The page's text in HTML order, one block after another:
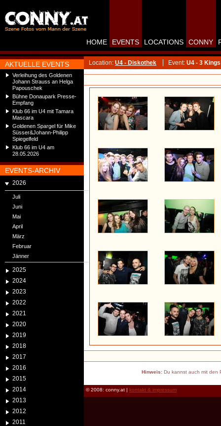
AKTUELLE EVENTS
Verleihung des Goldenen
Johann Strauss an Helga
Papouschek
Bühne Donaupark Presse-
Empfang
Klub 66 im U4 mit Tamara
Mascara
Goldenen Spargel für Mike
Süsser&Johann-Philipp
Spiegelfeld
Klub 66 im U4 am
28.05.2026
EVENTS-ARCHIV
2026
Juli
Juni
Mai
April
März
Februar
Jänner
2025
2024
2023
2022
2021
2020
2019
2018
2017
2016
2015
2014
2013
2012
2011
HOME EVENTS LOCATIONS CONNY
Location: U4 - Diskothek Event: U4 - 3
Hinweis:Du kannst auch mit den
© 2008: conny.at | kontakt & impressum